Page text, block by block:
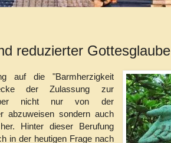
reduzierter Gottesglaube
auf die "Barmherzigkeit
der Zulassung zur
nicht nur von der
abzuweisen sondern auch
Hinter dieser Berufung
in der heutigen Frage nach